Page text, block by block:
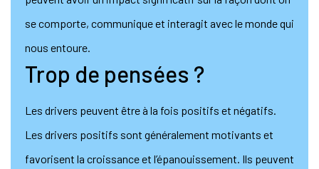
se comporte, communique et interagit avec le monde qui
nous entoure.
Trop de pensées ?
Les drivers peuvent être à la fois positifs et négatifs.
Les drivers positifs sont généralement motivants et
favorisent la croissance et l’épanouissement. Ils peuvent